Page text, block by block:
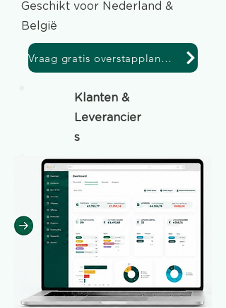
Geschikt voor Nederland &
België
Vraag gratis overstapplan aan
Klanten &
Leverancier
s
Producten
Verkoopfacture
n
Inkoopfacture